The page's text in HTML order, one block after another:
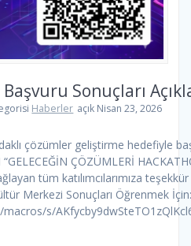
Sonuçları
Haberler açık Nisan 23, 2026
çözümler geliştirme hedefiyle
ÇÖZÜMLERİ
tüm katılımcılarımıza
Merkezi Sonuçları Öğrenmek
s/